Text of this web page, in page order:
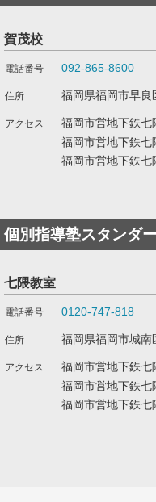
賀茂校
092-865-8600
福岡県福岡市早良
福岡市営地下鉄
福岡市営地下鉄
福岡市営地下鉄
個別指導塾スタンダ
七隈教室
0120-747-818
福岡県福岡市城
福岡市営地下鉄
福岡市営地下鉄
福岡市営地下鉄